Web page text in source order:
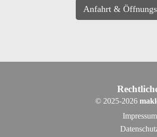
Anfahrt &
© 2025-2026
Impressum